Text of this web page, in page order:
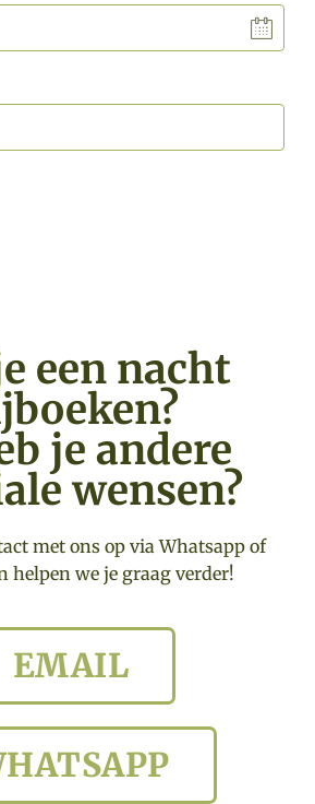
een nacht
je andere
wensen?
met ons op via Whatsapp of
helpen we je graag verder!
EMAIL